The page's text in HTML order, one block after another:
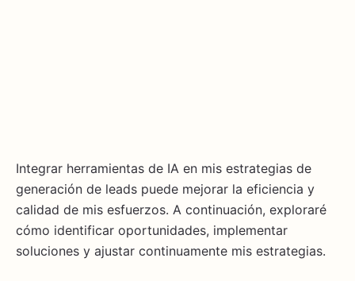
Integrar herramientas de IA en mis estrategias de
generación de leads puede mejorar la eficiencia y
calidad de mis esfuerzos. A continuación, exploraré
cómo identificar oportunidades, implementar
soluciones y ajustar continuamente mis estrategias.